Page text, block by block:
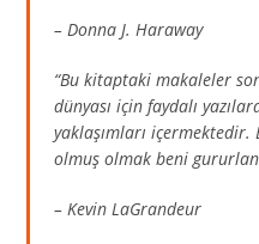
– Donna J. Haraway
“Bu kitaptaki makaleler
dünyası için faydalı
yaklaşımları
olmuş olmak beni
– Kevin LaGrandeur